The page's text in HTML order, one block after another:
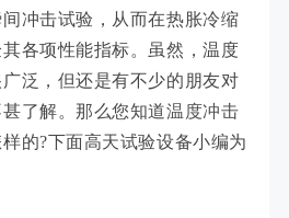
冲击试验，从而在热胀冷缩
各项性能指标。虽然，温度
泛，但还是有不少的朋友对
了解。那么您知道温度冲击
的?下面高天试验设备小编为